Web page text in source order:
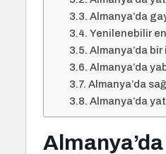
Almanya’da
Yenilenebilir
Almanya’da
Almanya’da
Almanya’da
Almanya’da